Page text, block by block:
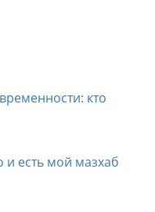
кто
и есть мой мазхаб